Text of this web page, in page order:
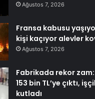
Ağustos 7, 2026
Fransa kabusu
kişi kaçıyor alevler
Ağustos 7, 2026
Fabrikada rekor
153 bin TL’ye çıktı,
kutladı